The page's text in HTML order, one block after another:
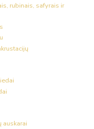
rubinais, safyrais ir
auskarai